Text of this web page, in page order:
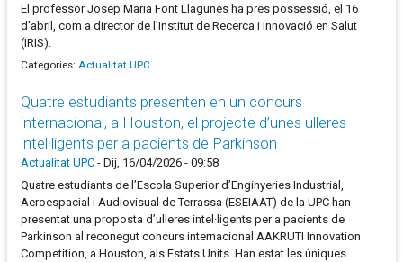
El professor Josep Maria Font Llagunes ha pres possessió, el 16
d'abril, com a director de l'Institut de Recerca i Innovació en Salut
(IRIS).
Categories: Actualitat UPC
Quatre estudiants presenten en un concurs
internacional, a Houston, el projecte d’unes ulleres
intel·ligents per a pacients de Parkinson
Actualitat UPC - Dij, 16/04/2026 - 09:58
Quatre estudiants de l’Escola Superior d’Enginyeries Industrial,
Aeroespacial i Audiovisual de Terrassa (ESEIAAT) de la UPC han
presentat una proposta d’ulleres intel·ligents per a pacients de
Parkinson al reconegut concurs internacional AAKRUTI Innovation
Competition, a Houston, als Estats Units. Han estat les úniques